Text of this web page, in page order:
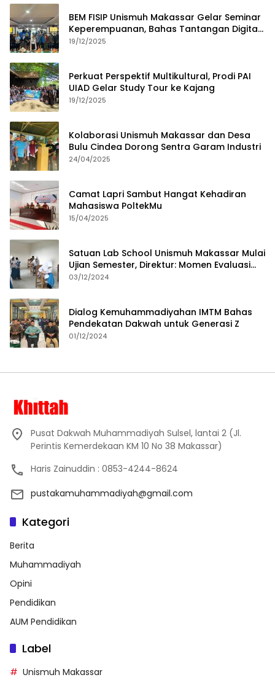
BEM FISIP Unismuh Makassar Gelar Seminar
Keperempuanan, Bahas Tantangan Digital
dan Budaya Lokal
19/12/2025
Perkuat Perspektif Multikultural, Prodi PAI
UIAD Gelar Study Tour ke Kajang
19/12/2025
Kolaborasi Unismuh Makassar dan Desa
Bulu Cindea Dorong Sentra Garam Industri
24/04/2025
Camat Lapri Sambut Hangat Kehadiran
Mahasiswa PoltekMu
15/04/2025
Satuan Lab School Unismuh Makassar Mulai
Ujian Semester, Direktur: Momen Evaluasi
Proses Pembelajaran
03/12/2024
Dialog Kemuhammadiyahan IMTM Bahas
Pendekatan Dakwah untuk Generasi Z
01/12/2024
Pusat Dakwah Muhammadiyah Sulsel, lantai 2 (Jl.
Perintis Kemerdekaan KM 10 No 38 Makassar)
Haris Zainuddin : 0853-4244-8624
pustakamuhammadiyah@gmail.com
Kategori
Berita
Muhammadiyah
Opini
Pendidikan
AUM Pendidikan
Label
Unismuh Makassar